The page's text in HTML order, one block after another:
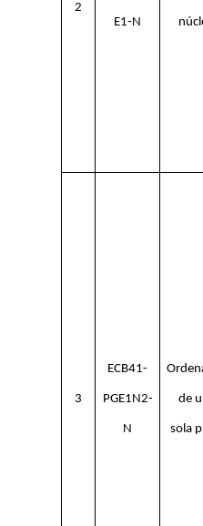
2
E1-N
3
ECB41-
PGE1N2-
N
de
sola